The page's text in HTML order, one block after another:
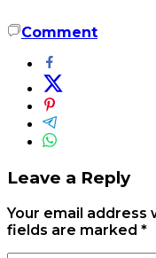
Comment
Leave a Reply
Your email address
fields are marked *